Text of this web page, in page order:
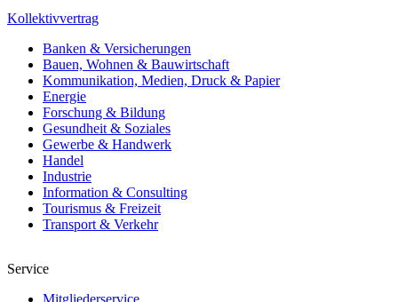
Kollektivvertrag
Banken & Versicherungen
Bauen, Wohnen & Bauwirtschaft
Kommunikation, Medien, Druck & Papier
Energie
Forschung & Bildung
Gesundheit & Soziales
Gewerbe & Handwerk
Handel
Industrie
Information & Consulting
Tourismus & Freizeit
Transport & Verkehr
Service
Mitgliederservice